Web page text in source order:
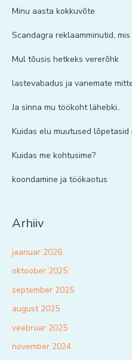
Minu aasta kokkuvõte
Scandagra reklaamminutid,
Mul tõusis hetkeks vererõhk
lastevabadus ja vanemate
Ja sinna mu töökoht lähebki..
Kuidas elu muutused
Kuidas me kohtusime?
koondamine ja töökaotus
Arhiiv
jaanuar 2026
oktoober 2025
september 2025
august 2025
veebruar 2025
november 2024